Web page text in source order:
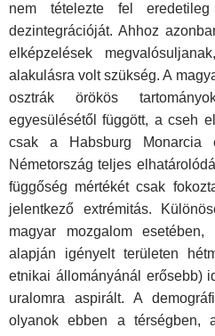
nem tételezte fel
dezintegrációját. Ahhoz
elképzelések
alakulásra volt szükség. A
osztrák örökös
egyesülésétől függött, a cseh
csak a Habsburg Monarcia
Németország teljes
függőség mértékét csak
jelentkező extrémitás.
magyar mozgalom
alapján igényelt területen
etnikai állományánál erősebb)
uralomra aspirált. A
olyanok ebben a térségben,